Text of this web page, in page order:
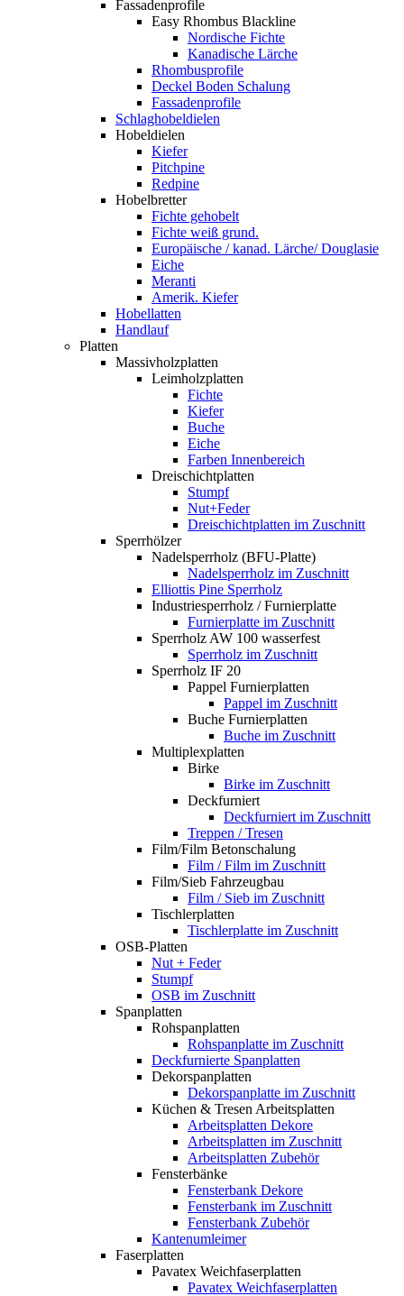
Fassadenprofile
Easy Rhombus Blackline
Nordische Fichte
Kanadische Lärche
Rhombusprofile
Deckel Boden Schalung
Fassadenprofile
Schlaghobeldielen
Hobeldielen
Kiefer
Pitchpine
Redpine
Hobelbretter
Fichte gehobelt
Fichte weiß grund.
Europäische / kanad. Lärche/ Douglasie
Eiche
Meranti
Amerik. Kiefer
Hobellatten
Handlauf
Platten
Massivholzplatten
Leimholzplatten
Fichte
Kiefer
Buche
Eiche
Farben Innenbereich
Dreischichtplatten
Stumpf
Nut+Feder
Dreischichtplatten im Zuschnitt
Sperrhölzer
Nadelsperrholz (BFU-Platte)
Nadelsperrholz im Zuschnitt
Elliottis Pine Sperrholz
Industriesperrholz / Furnierplatte
Furnierplatte im Zuschnitt
Sperrholz AW 100 wasserfest
Sperrholz im Zuschnitt
Sperrholz IF 20
Pappel Furnierplatten
Pappel im Zuschnitt
Buche Furnierplatten
Buche im Zuschnitt
Multiplexplatten
Birke
Birke im Zuschnitt
Deckfurniert
Deckfurniert im Zuschnitt
Treppen / Tresen
Film/Film Betonschalung
Film / Film im Zuschnitt
Film/Sieb Fahrzeugbau
Film / Sieb im Zuschnitt
Tischlerplatten
Tischlerplatte im Zuschnitt
OSB-Platten
Nut + Feder
Stumpf
OSB im Zuschnitt
Spanplatten
Rohspanplatten
Rohspanplatte im Zuschnitt
Deckfurnierte Spanplatten
Dekorspanplatten
Dekorspanplatte im Zuschnitt
Küchen & Tresen Arbeitsplatten
Arbeitsplatten Dekore
Arbeitsplatten im Zuschnitt
Arbeitsplatten Zubehör
Fensterbänke
Fensterbank Dekore
Fensterbank im Zuschnitt
Fensterbank Zubehör
Kantenumleimer
Faserplatten
Pavatex Weichfaserplatten
Pavatex Weichfaserplatten